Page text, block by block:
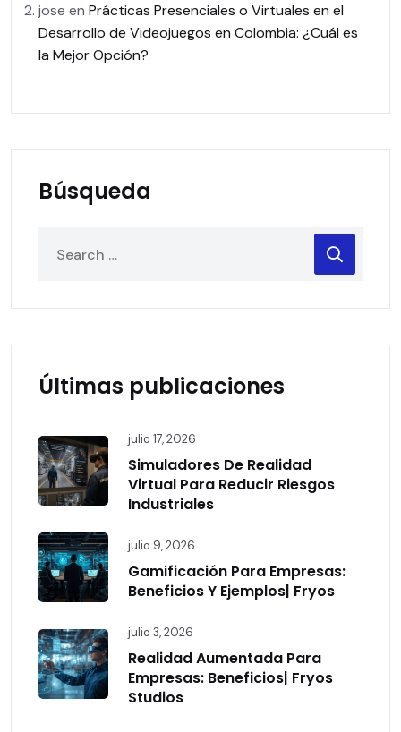
jose en Prácticas Presenciales o Virtuales en el
Desarrollo de Videojuegos en Colombia: ¿Cuál es
la Mejor Opción?
Búsqueda
Últimas publicaciones
julio 17, 2026
Simuladores De Realidad
Virtual Para Reducir Riesgos
Industriales
julio 9, 2026
Gamificación Para Empresas:
Beneficios Y Ejemplos| Fryos
julio 3, 2026
Realidad Aumentada Para
Empresas: Beneficios| Fryos
Studios